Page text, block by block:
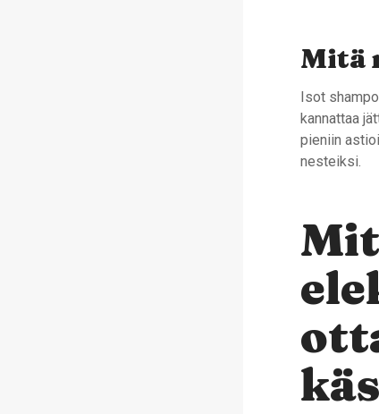
Mitä
Isot
kannattaa
pieniin
nesteiksi.